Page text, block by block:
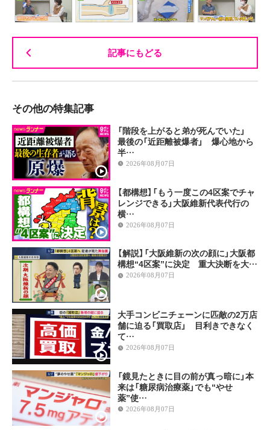
記事にもどる
その他の特集記事
「階段を上がると弟が死んでいた」
最後の「近距離被爆者」 爆心地から
半…
2026年08月07日
【都構想】「もう一度この4区案でチャ
レンジできる」大阪維新代表代行の
横…
2026年08月07日
【解説】「大阪維新の次の顔に」大阪都
構想“4区案”に決定 重大決断を大…
2026年08月07日
大手コンビニチェーンに匹敵の2万店
舗に迫る「買取店」 目利きできなく
て…
2026年08月07日
「鏡見たときに目の前が真っ暗に」本
来は「糖尿病治療薬」でも“やせ
薬”使…
2026年08月07日